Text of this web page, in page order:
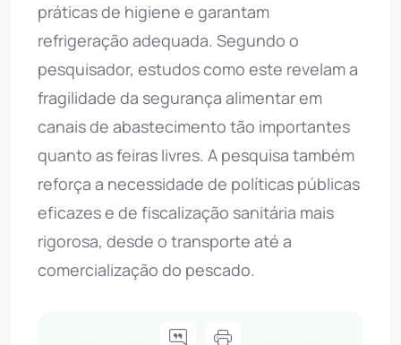
práticas de higiene e garantam
refrigeração adequada. Segundo o
pesquisador, estudos como este revelam a
fragilidade da segurança alimentar em
canais de abastecimento tão importantes
quanto as feiras livres. A pesquisa também
reforça a necessidade de políticas públicas
eficazes e de fiscalização sanitária mais
rigorosa, desde o transporte até a
comercialização do pescado.